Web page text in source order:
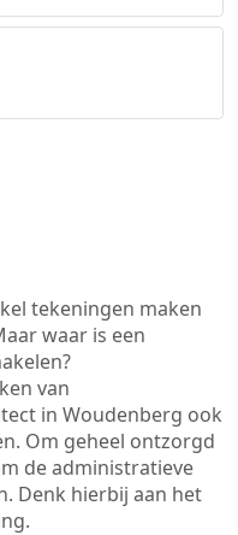
tekeningen maken
waar is een
van
in Woudenberg ook
Om geheel ontzorgd
de administratieve
Denk hierbij aan het